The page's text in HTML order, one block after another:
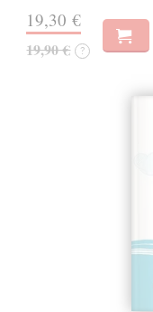
19,30 €
19,90 € ?